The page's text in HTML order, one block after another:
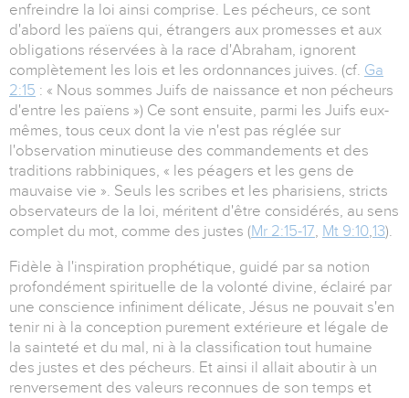
enfreindre la loi ainsi comprise. Les pécheurs, ce sont
d'abord les païens qui, étrangers aux promesses et aux
obligations réservées à la race d'Abraham, ignorent
complètement les lois et les ordonnances juives. (cf. Ga
2:15 : « Nous sommes Juifs de naissance et non pécheurs
d'entre les païens ») Ce sont ensuite, parmi les Juifs eux-
mêmes, tous ceux dont la vie n'est pas réglée sur
l'observation minutieuse des commandements et des
traditions rabbiniques, « les péagers et les gens de
mauvaise vie ». Seuls les scribes et les pharisiens, stricts
observateurs de la loi, méritent d'être considérés, au sens
complet du mot, comme des justes (Mr 2:15-17, Mt 9:10,13).
Fidèle à l'inspiration prophétique, guidé par sa notion
profondément spirituelle de la volonté divine, éclairé par
une conscience infiniment délicate, Jésus ne pouvait s'en
tenir ni à la conception purement extérieure et légale de
la sainteté et du mal, ni à la classification tout humaine
des justes et des pécheurs. Et ainsi il allait aboutir à un
renversement des valeurs reconnues de son temps et